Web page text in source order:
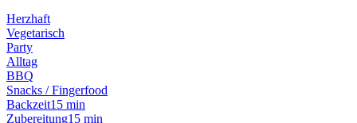
Herzhaft
Vegetarisch
Party
Alltag
BBQ
Snacks / Fingerfood
Backzeit15 min
Zubereitung15 min